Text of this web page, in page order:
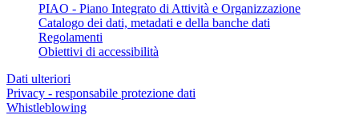
PIAO - Piano Integrato di Attività e Organizzazione
Catalogo dei dati, metadati e della banche dati
Regolamenti
Obiettivi di accessibilità
Dati ulteriori
Privacy - responsabile protezione dati
Whistleblowing